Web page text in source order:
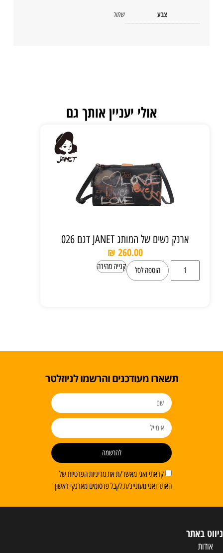
צבע שחור
אולי יעניין אותך גם
ארנק נשים של המותג JANET דגם 026
₪ 260.00
הוספה לסל קנייה מהירה
תשארו מעודכנים והרשמו לניוזלטר
קראתי ואני מאשר/ת את מדיניות הפרטיות של
האתר ואני מעוניינ/ת לקבל פרסומים מארנקי ראשון
להרשמה
ניווט באתר
אודות